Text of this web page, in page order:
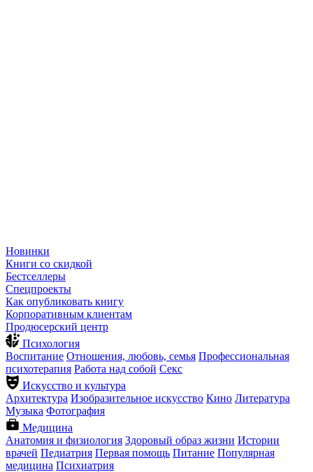
Новинки
Книги со скидкой
Бестселлеры
Спецпроекты
Как опубликовать книгу
Корпоративным клиентам
Продюсерский центр
Психология
Воспитание Отношения, любовь, семья Профессиональная
психотерапия Работа над собой Секс
Искусство и культура
Архитектура Изобразительное искусство Кино Литература
Музыка Фотография
Медицина
Анатомия и физиология Здоровый образ жизни Истории
врачей Педиатрия Первая помощь Питание Популярная
медицина Психиатрия